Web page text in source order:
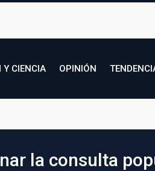
Y CIENCIA OPINIÓN
con Soacha
la consulta